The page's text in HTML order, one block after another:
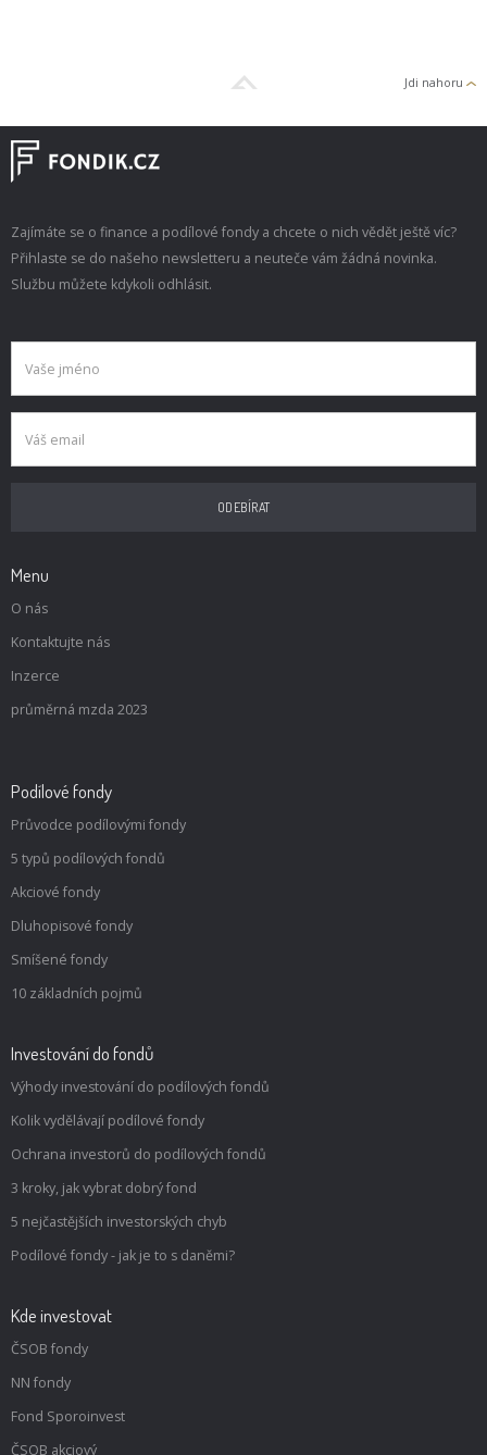
Jdi nahoru
Zajímáte se o finance a podílové fondy a chcete o nich vědět ještě víc?
Přihlaste se do našeho newsletteru a neuteče vám žádná novinka.
Službu můžete kdykoli odhlásit.
Menu
O nás
Kontaktujte nás
Inzerce
průměrná mzda 2023
Podílové fondy
Průvodce podílovými fondy
5 typů podílových fondů
Akciové fondy
Dluhopisové fondy
Smíšené fondy
10 základních pojmů
Investování do fondů
Výhody investování do podílových fondů
Kolik vydělávají podílové fondy
Ochrana investorů do podílových fondů
3 kroky, jak vybrat dobrý fond
5 nejčastějších investorských chyb
Podílové fondy - jak je to s daněmi?
Kde investovat
ČSOB fondy
NN fondy
Fond Sporoinvest
ČSOB akciový